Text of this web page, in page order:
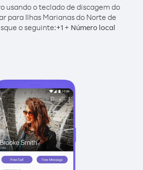
usando o teclado de discagem do
para Ilhas Marianas do Norte de
o seguinte:+1 + Número local